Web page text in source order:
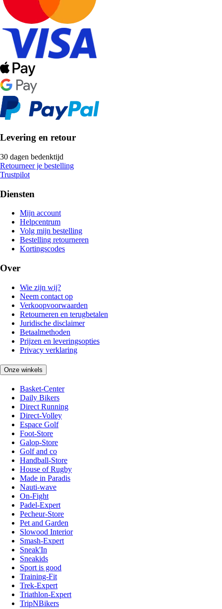
Levering en retour
30 dagen bedenktijd
Retourneer je bestelling
Trustpilot
Diensten
Mijn account
Helpcentrum
Volg mijn bestelling
Bestelling retourneren
Kortingscodes
Over
Wie zijn wij?
Neem contact op
Verkoopvoorwaarden
Retourneren en terugbetalen
Juridische disclaimer
Betaalmethoden
Prijzen en leveringsopties
Privacy verklaring
Onze winkels
Basket-Center
Daily Bikers
Direct Running
Direct-Volley
Espace Golf
Foot-Store
Galop-Store
Golf and co
Handball-Store
House of Rugby
Made in Paradis
Nauti-wave
On-Fight
Padel-Expert
Pecheur-Store
Pet and Garden
Slowood Interior
Smash-Expert
Sneak'In
Sneakids
Sport is good
Training-Fit
Trek-Expert
Triathlon-Expert
TripNBikers